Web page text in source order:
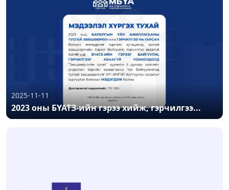
2025-11-11
2023 оны БҮАТЗ-ийн гэрээ хийж, гэрчилгээ...